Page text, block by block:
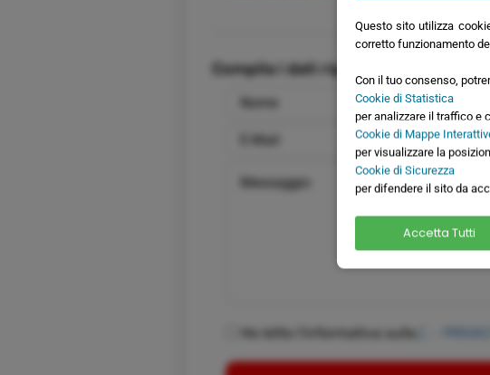
Questo sito utilizza
corretto funzionamento
Con il tuo consenso,
Cookie di Statistica
per analizzare il traffico e
Cookie di Mappe
per visualizzare la
Cookie di Sicurezza
per difendere il sito da
Accetta Tutti
Compila i dati riportati qui sotto
Ho letto l'informativa sulla